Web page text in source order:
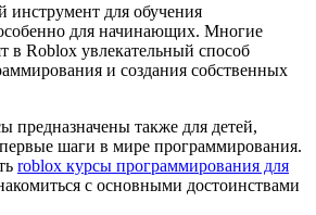
для обучения
для начинающих. Многие
в Roblox увлекательный способ
и создания собственных
предназначены также для детей,
первые шаги в мире программирования.
roblox курсы программирования для
с основными достоинствами